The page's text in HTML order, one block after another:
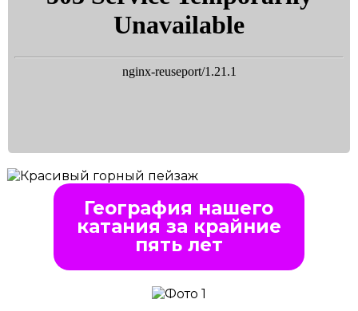
География нашего
катания за крайние
пять лет